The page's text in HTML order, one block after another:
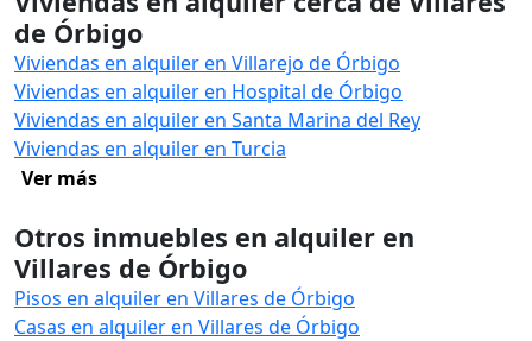
de Órbigo
Viviendas en alquiler en Villarejo de Órbigo
Viviendas en alquiler en Hospital de Órbigo
Viviendas en alquiler en Santa Marina del Rey
Viviendas en alquiler en Turcia
Ver más
Otros inmuebles en alquiler en
Villares de Órbigo
Pisos en alquiler en Villares de Órbigo
Casas en alquiler en Villares de Órbigo